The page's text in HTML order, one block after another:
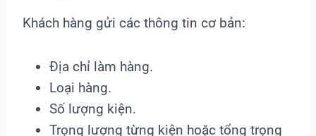
Khách hàng gửi các thông tin cơ bản:
Địa chỉ làm hàng.
Loại hàng.
Số lượng kiện.
Trọng lượng từng kiện hoặc tổng trọng